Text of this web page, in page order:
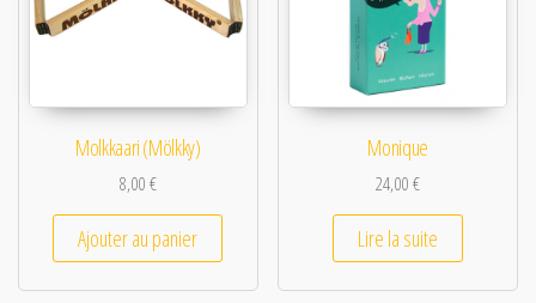
Molkkaari (Mölkky)
8,00€
Ajouter au panier
Monique
24,00€
Lire la suite